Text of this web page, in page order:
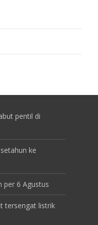
pentil di
ke
per 6 Agustus
tersengat listrik